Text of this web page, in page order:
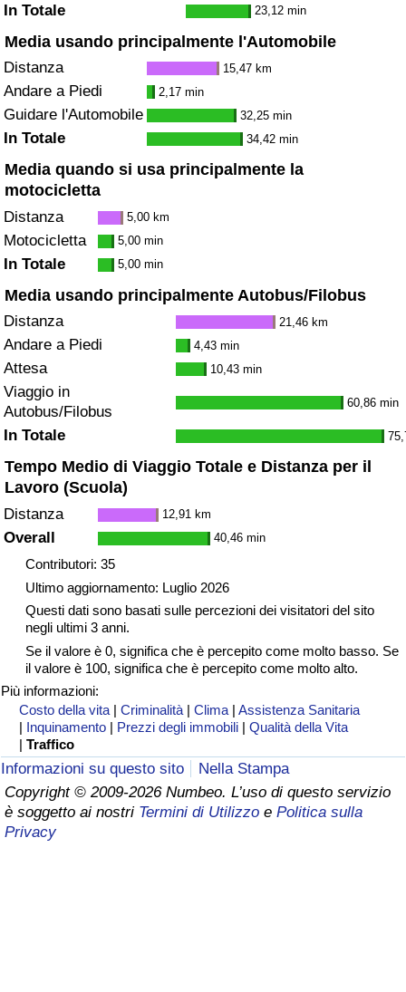
In Totale 23,12 min
Media usando principalmente l'Automobile
Distanza 15,47 km
Andare a Piedi 2,17 min
Guidare l'Automobile 32,25 min
In Totale 34,42 min
Media quando si usa principalmente la
motocicletta
Distanza 5,00 km
Motocicletta 5,00 min
In Totale 5,00 min
Media usando principalmente Autobus/Filobus
Distanza 21,46 km
Andare a Piedi 4,43 min
Attesa 10,43 min
Viaggio in
Autobus/Filobus
60,86 min
In Totale
Tempo Medio di Viaggio Totale e Distanza per il
Lavoro (Scuola)
Distanza 12,91 km
Overall 40,46 min
Contributori: 35
Ultimo aggiornamento: Luglio 2026
Questi dati sono basati sulle percezioni dei visitatori del sito
negli ultimi 3 anni.
Se il valore è 0, significa che è percepito come molto basso. Se
il valore è 100, significa che è percepito come molto alto.
Più informazioni:
Costo della vita |Criminalità |Clima |Assistenza Sanitaria
| Inquinamento | Prezzi degli immobili |Qualità della Vita
|Traffico
Informazioni su questo sito
Nella Stampa
Copyright © 2009-2026 Numbeo. L’uso di questo servizio
è soggetto ai nostri Termini di Utilizzo e Politica sulla
Privacy